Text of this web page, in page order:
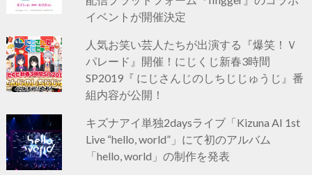
イベントが開催決定
人気お笑い芸人たちが出演する『爆笑！Ｖ
パレード』開催！にじくじ新春3時間
SP2019『 にじさんじのしちじじゅうじ』番
組内容が公開！
キズナアイ単独2daysライブ「Kizuna AI 1st
Live “hello, world”」にて初のアルバム
「hello, world」の制作を発表